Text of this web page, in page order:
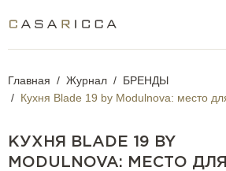
Главная Журнал
БРЕНДЫ
Кухня Blade 19 by Modulnova: место
КУХНЯ BLADE 19 BY
MODULNOVA: МЕСТО ДЛЯ